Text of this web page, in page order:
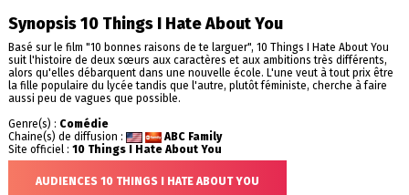
Synopsis 10 Things I Hate About You
Basé sur le film "10 bonnes raisons de te larguer", 10 Things I Hate About You
suit l'histoire de deux sœurs aux caractères et aux ambitions très différents,
alors qu'elles débarquent dans une nouvelle école. L'une veut à tout prix être
la fille populaire du lycée tandis que l'autre, plutôt féministe, cherche à faire
aussi peu de vagues que possible.
Genre(s) : Comédie
Chaine(s) de diffusion :
ABC Family
Site officiel : 10 Things I Hate About You
AUDIENCES 10 THINGS I HATE ABOUT YOU